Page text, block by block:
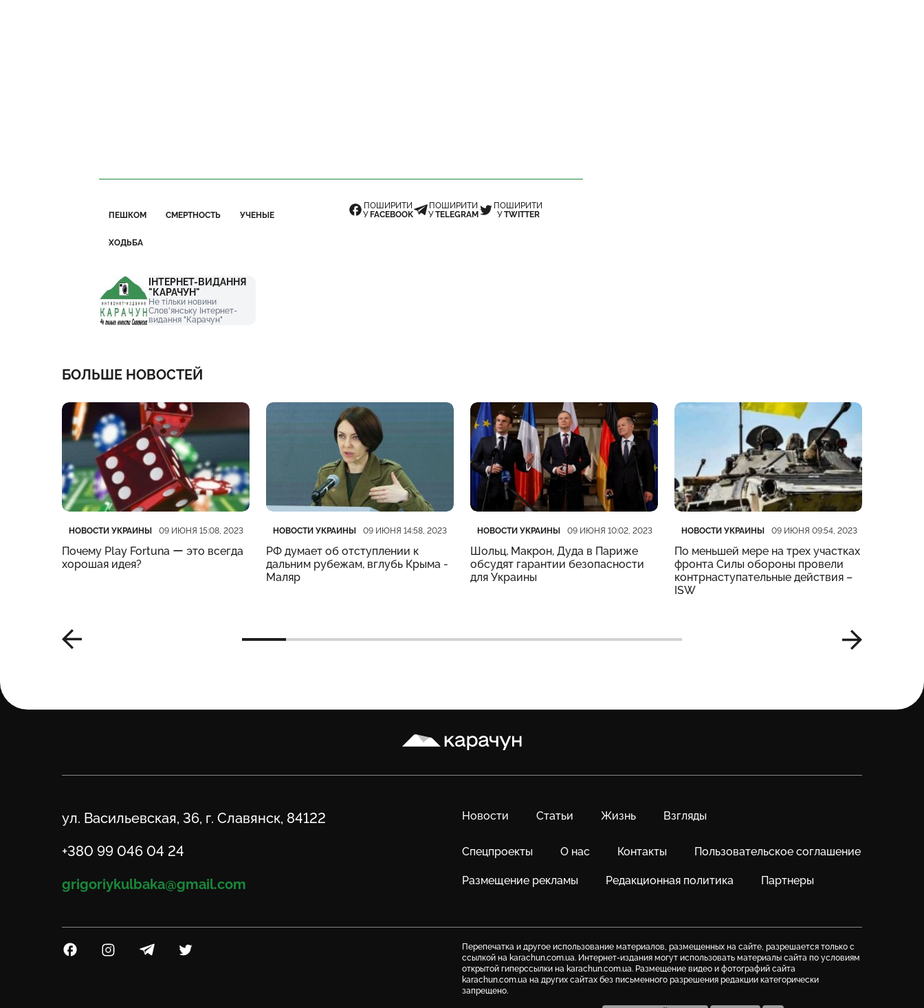
ПЕШКОМ СМЕРТНОСТЬ УЧЕНЫЕ
ХОДЬБА
ПОШИРИТИ
У FACEBOOK
ПОШИРИТИ
УTELEGRAM
ПОШИРИТИ
УTWITTER
ІНТЕРНЕТ-ВИДАННЯ
"КАРАЧУН"
Не тільки новини
Слов'янську Інтернет-
видання "Карачун"
БОЛЬШЕ НОВОСТЕЙ
Категория
НОВОСТИ УКРАИНЫ
Дата публикации 09 ИЮНЯ 15:08, 2023
Почему Play Fortuna ー это всегда
хорошая идея?
Категория
НОВОСТИ УКРАИНЫ
Дата публикации 09 ИЮНЯ 14:58, 2023
РФ думает об отступлении к
дальним рубежам, вглубь Крыма -
Маляр
Категория
НОВОСТИ УКРАИНЫ
Дата публикации 09 ИЮНЯ 10:02, 2023
Шольц, Макрон, Дуда в Париже
обсудят гарантии безопасности
для Украины
Категория
НОВОСТИ УКРАИНЫ
Дата публикации 09 ИЮНЯ 09:54, 2023
По меньшей мере на трех участках
фронта Силы обороны провели
контрнаступательные действия –
ISW
Карачун
Новости Статьи Жизнь Взгляды
Спецпроекты О нас Контакты Пользовательское соглашение
Размещение рекламы Редакционная политика Партнеры
Адрес
ул. Васильевская, 36, г. Славянск, 84122
Телефон
+380 99 046 04 24
Email
grigoriykulbaka@gmail.com
Посилання на Facebook
Посилання на Instagram
Посилання на Telegram
Посилання на Twitter
Перепечатка и другое использование материалов, размещенных на сайте, разрешается только с
ссылкой на karachun.com.ua. Интернет-издания могут использовать материалы сайта по условиям
открытой гиперссылки на karachun.com.ua. Размещение видео и фотографий сайта
karachun.com.ua на других сайтах без письменного разрешения редакции категорически
запрещено.